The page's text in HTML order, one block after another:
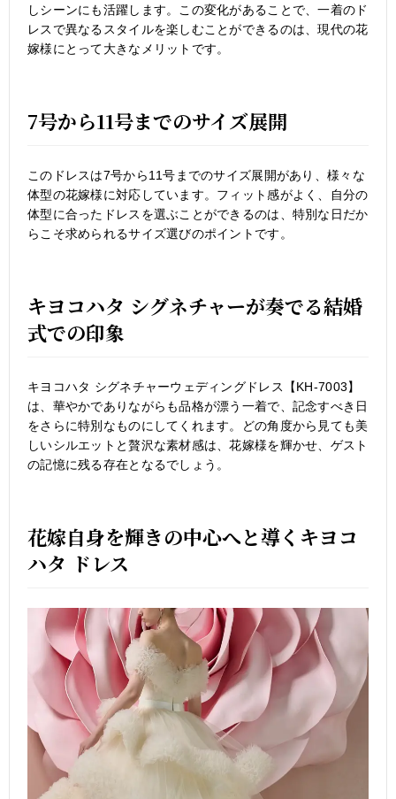
しシーンにも活躍します。この変化があることで、一着のド
レスで異なるスタイルを楽しむことができるのは、現代の花
嫁様にとって大きなメリットです。
7号から11号までのサイズ展開
このドレスは7号から11号までのサイズ展開があり、様々な
体型の花嫁様に対応しています。フィット感がよく、自分の
体型に合ったドレスを選ぶことができるのは、特別な日だか
らこそ求められるサイズ選びのポイントです。
キヨコハタ シグネチャーが奏でる結婚
式での印象
キヨコハタ シグネチャーウェディングドレス【KH-7003】
は、華やかでありながらも品格が漂う一着で、記念すべき日
をさらに特別なものにしてくれます。どの角度から見ても美
しいシルエットと贅沢な素材感は、花嫁様を輝かせ、ゲスト
の記憶に残る存在となるでしょう。
花嫁自身を輝きの中心へと導くキヨコ
ハタ ドレス